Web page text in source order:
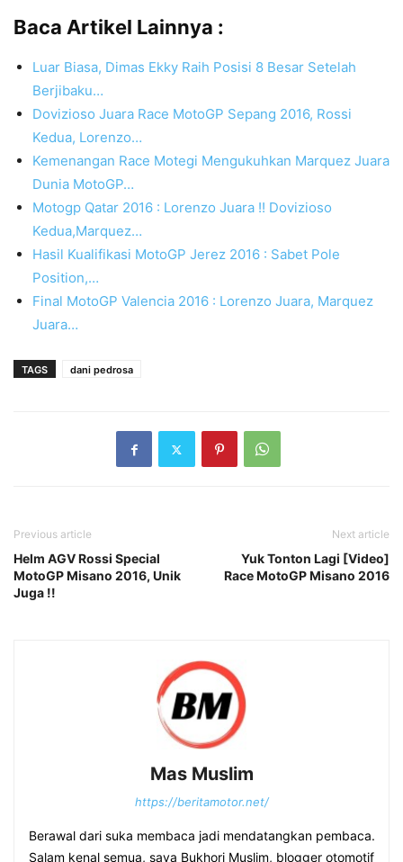
Baca Artikel Lainnya :
Luar Biasa, Dimas Ekky Raih Posisi 8 Besar Setelah
Berjibaku…
Dovizioso Juara Race MotoGP Sepang 2016, Rossi
Kedua, Lorenzo…
Kemenangan Race Motegi Mengukuhkan Marquez Juara
Dunia MotoGP…
Motogp Qatar 2016 : Lorenzo Juara !! Dovizioso
Kedua,Marquez…
Hasil Kualifikasi MotoGP Jerez 2016 : Sabet Pole
Position,…
Final MotoGP Valencia 2016 : Lorenzo Juara, Marquez
Juara…
TAGS dani pedrosa
Previous article
Helm AGV Rossi Special
MotoGP Misano 2016, Unik
Juga !!
Next article
Yuk Tonton Lagi [Video]
Race MotoGP Misano 2016
Mas Muslim
https://beritamotor.net/
Berawal dari suka membaca jadi mendatangkan pembaca.
Salam kenal semua, saya Bukhori Muslim, blogger otomotif